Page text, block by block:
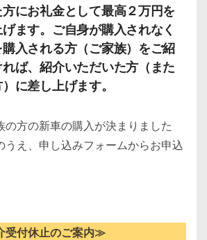
にお礼金として最高２万円を
ます。ご自身が購入されなく
入される方（ご家族）をご紹
ば、紹介いただいた方（また
に差し上げます。
の方の新車の購入が決まりました
うえ、申し込みフォームからお申込
受付休止のご案内≫